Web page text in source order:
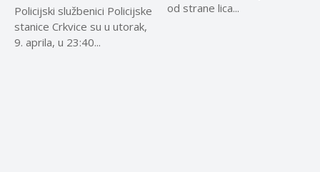
Policijski službenici Policijske
stanice Crkvice su u utorak,
9. aprila, u 23:40...
od strane lica...